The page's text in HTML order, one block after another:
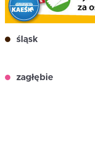
śląsk
zagłębie